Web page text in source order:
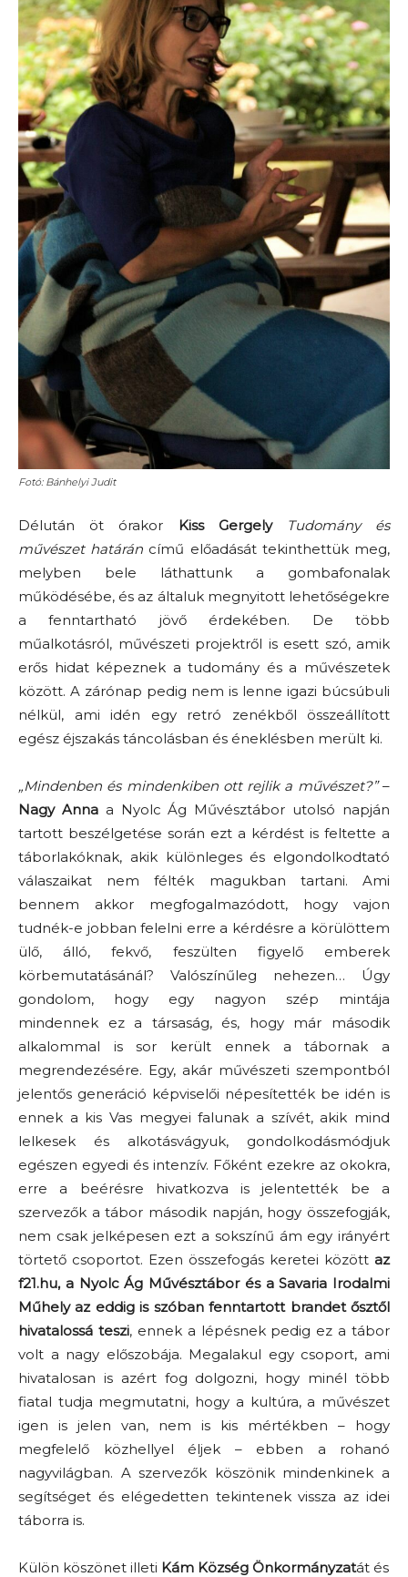
Fotó: Bánhelyi Judit
Délután öt órakor Kiss Gergely
Tudomány és
művészet határán című előadását tekinthettük meg,
melyben bele láthattunk a gombafonalak
működésébe, és az általuk megnyitott lehetőségekre
a fenntartható jövő érdekében. De több
műalkotásról, művészeti projektről is esett szó, amik
erős hidat képeznek a tudomány és a művészetek
között. A zárónap pedig nem is lenne igazi búcsúbuli
nélkül, ami idén egy retró zenékből összeállított
egész éjszakás táncolásban és éneklésben merült ki.
„Mindenben és mindenkiben ott rejlik a művészet?”–
Nagy Annaa Nyolc Ág Művésztábor utolsó napján
tartott beszélgetése során ezt a kérdést is feltette a
táborlakóknak, akik különleges és elgondolkodtató
válaszaikat nem félték magukban tartani. Ami
bennem akkor megfogalmazódott, hogy vajon
tudnék-e jobban felelni erre a kérdésre a körülöttem
ülő, álló, fekvő, feszülten figyelő emberek
körbemutatásánál? Valószínűleg nehezen… Úgy
gondolom, hogy egy nagyon szép mintája
mindennek ez a társaság, és, hogy már második
alkalommal is sor került ennek a tábornak a
megrendezésére. Egy, akár művészeti szempontból
jelentős generáció képviselői népesítették be idén is
ennek a kis Vas megyei falunak a szívét, akik mind
lelkesek és alkotásvágyuk, gondolkodásmódjuk
egészen egyedi és intenzív. Főként ezekre az okokra,
erre a beérésre hivatkozva is jelentették be a
szervezők a tábor második napján, hogy összefogják,
nem csak jelképesen ezt a sokszínű ám egy irányért
törtető csoportot. Ezen összefogás keretei között az
f21.hu, a Nyolc Ág Művésztábor és a Savaria Irodalmi
Műhely az eddig is szóban fenntartott brandet ősztől
hivatalossá teszi, ennek a lépésnek pedig ez a tábor
volt a nagy előszobája. Megalakul egy csoport, ami
hivatalosan is azért fog dolgozni, hogy minél több
fiatal tudja megmutatni, hogy a kultúra, a művészet
igen is jelen van, nem is kis mértékben – hogy
megfelelő közhellyel éljek – ebben a rohanó
nagyvilágban. A szervezők köszönik mindenkinek a
segítséget és elégedetten tekintenek vissza az idei
táborra is.
Külön köszönet illeti Kám Község Önkormányzatát és